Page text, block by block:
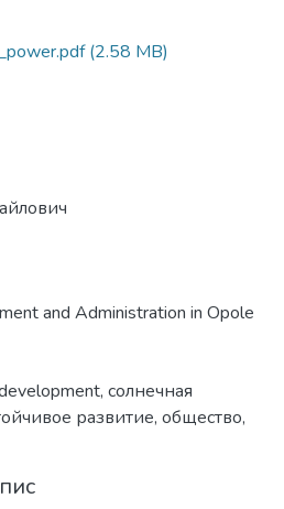
(2.58 MB)
and Administration in Opole
, солнечная
развитие, общество,